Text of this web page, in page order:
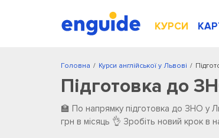
КУРСИ
/
Головна /
Курси англійської у Львові
Підготовка до
🏫 По напрямку підготовка до ЗНО у
грн в місяць 👌 Зробіть новий крок в